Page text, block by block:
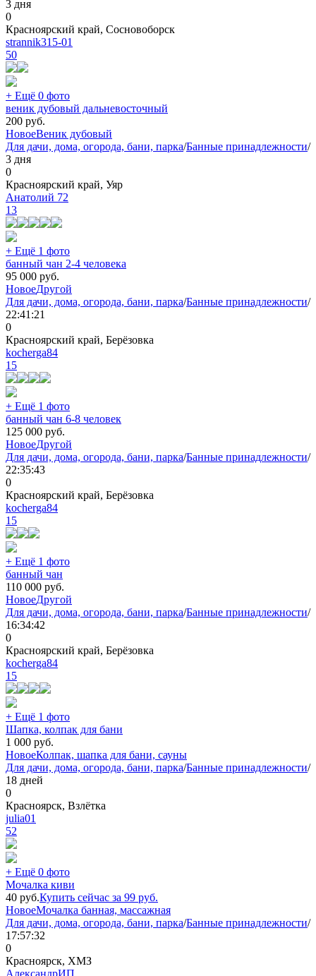
3 дня
0
Красноярский край, Сосновоборск
strannik315-01
50
+ Ещё 0 фото
веник дубовый дальневосточный
200 руб.
НовоеВеник дубовый
Для дачи, дома, огорода, бани, парка/Банные принадлежности/
3 дня
0
Красноярский край, Уяр
Анатолий 72
13
+ Ещё 1 фото
банный чан 2-4 человека
95 000 руб.
НовоеДругой
Для дачи, дома, огорода, бани, парка/Банные принадлежности/
22:41:21
0
Красноярский край, Берёзовка
kocherga84
15
+ Ещё 1 фото
банный чан 6-8 человек
125 000 руб.
НовоеДругой
Для дачи, дома, огорода, бани, парка/Банные принадлежности/
22:35:43
0
Красноярский край, Берёзовка
kocherga84
15
+ Ещё 1 фото
банный чан
110 000 руб.
НовоеДругой
Для дачи, дома, огорода, бани, парка/Банные принадлежности/
16:34:42
0
Красноярский край, Берёзовка
kocherga84
15
+ Ещё 1 фото
Шапка, колпак для бани
1 000 руб.
НовоеКолпак, шапка для бани, сауны
Для дачи, дома, огорода, бани, парка/Банные принадлежности/
18 дней
0
Красноярск, Взлётка
julia01
52
+ Ещё 0 фото
Мочалка киви
40 руб.Купить сейчас за 99 руб.
НовоеМочалка банная, массажная
Для дачи, дома, огорода, бани, парка/Банные принадлежности/
17:57:32
0
Красноярск, ХМЗ
АлександрИП